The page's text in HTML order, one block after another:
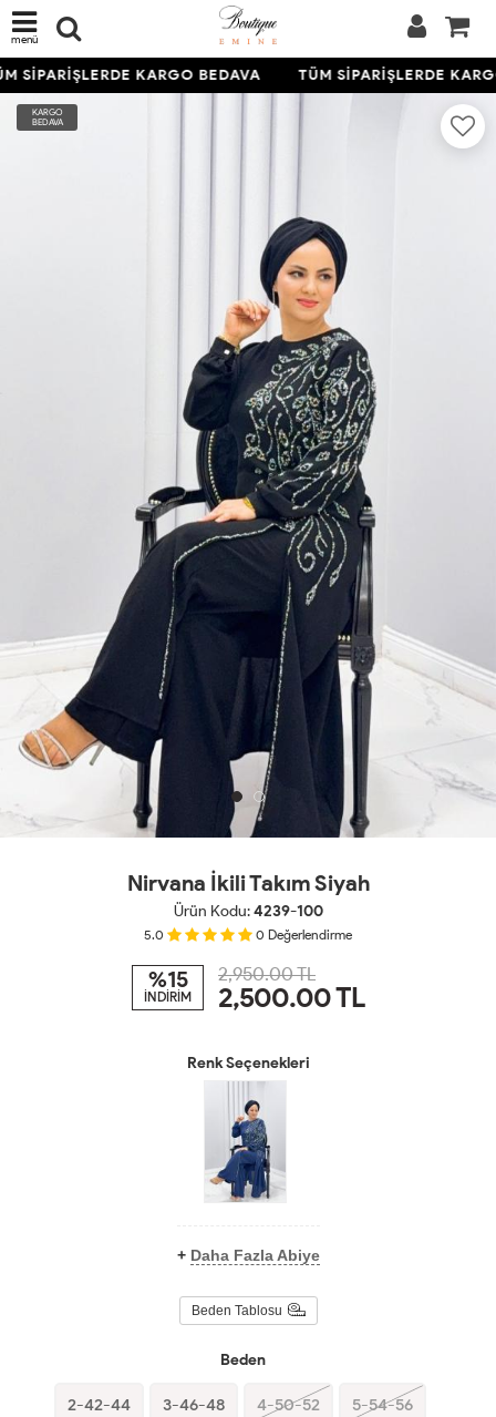
menü
SİPARİŞLERDE KARGO BEDAVA TÜM SİPARİŞLERDE
KARGO
BEDAVA
Nirvana İkili Takım Siyah
Ürün Kodu:4239-100
5.0 0 Değerlendirme
%15
İNDİRİM
2,950.00 TL
2,500.00TL
Renk Seçenekleri
+ Daha Fazla Abiye
Beden Tablosu
Beden
2-42-44 3-46-48 4-50-52 5-54-56